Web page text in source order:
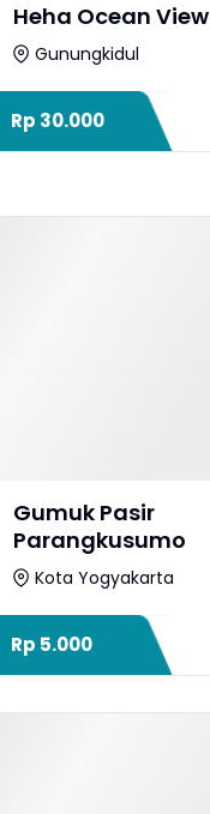
Heha Ocean View
Gunungkidul
Rp 30.000
Gumuk Pasir
Parangkusumo
Kota Yogyakarta
Rp 5.000